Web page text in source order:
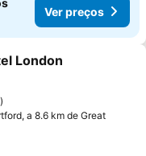
Ver preços
aos favoritos
London
a 8.6 km de Great